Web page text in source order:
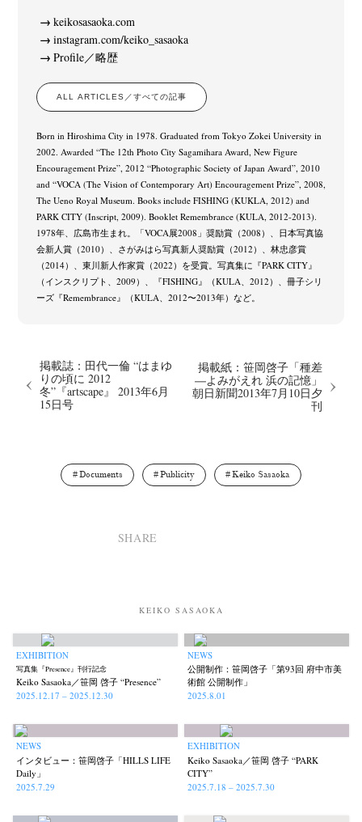
keikosasaoka.com
instagram.com/keiko_sasaoka
Profile／略歴
ALL ARTICLES／すべての記事
Born in Hiroshima City in 1978. Graduated from Tokyo Zokei University in
2002. Awarded “The 12th Photo City Sagamihara Award, New Figure
Encouragement Prize”, 2012 “Photographic Society of Japan Award”, 2010
and “VOCA (The Vision of Contemporary Art) Encouragement Prize”, 2008,
The Ueno Royal Museum. Books include FISHING (KUKLA, 2012) and
PARK CITY (Inscript, 2009). Booklet Remembrance (KULA, 2012-2013).
1978年、広島市生まれ。「VOCA展2008」奨励賞（2008）、日本写真協
会新人賞（2010）、さがみはら写真新人奨励賞（2012）、林忠彦賞
（2014）、東川新人作家賞（2022）を受賞。写真集に『PARK CITY』
（インスクリプト、2009）、『FISHING』（KULA、2012）、冊子シリ
ーズ『Remembrance』（KULA、2012〜2013年）など。
掲載誌：田代一倫 “はまゆ
りの頃に 2012
冬”『artscape』 2013年6月
15日号
掲載紙：笹岡啓子「種差
―よみがえれ 浜の記憶」
朝日新聞2013年7月10日夕
刊
Documents Publicity Keiko Sasaoka
SHARE
KEIKO SASAOKA
EXHIBITION
写真集『Presence』刊行記念
Keiko Sasaoka／笹岡 啓子 “Presence”
2025.12.17 – 2025.12.30
NEWS
公開制作：笹岡啓子「第93回 府中市美
術館 公開制作」
2025.8.01
NEWS
インタビュー：笹岡啓子「HILLS LIFE
Daily」
2025.7.29
EXHIBITION
Keiko Sasaoka／笹岡 啓子 “PARK
CITY”
2025.7.18 – 2025.7.30